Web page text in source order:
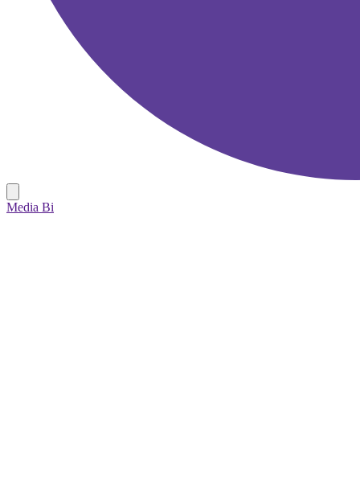
Media Bi